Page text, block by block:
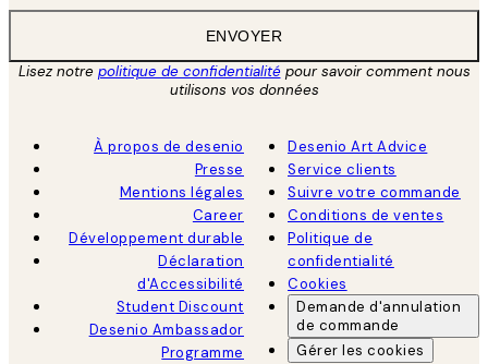
ENVOYER
Lisez notre politique de confidentialitépour savoir comment nous
utilisons vos données
À propos de desenio
Presse
Mentions légales
Career
Développement durable
Déclaration
d'Accessibilité
Student Discount
Desenio Ambassador
Programme
Desenio Art Advice
Service clients
Suivre votre commande
Conditions de ventes
Politique de
confidentialité
Cookies
Demande d'annulation
de commande
Gérer les cookies